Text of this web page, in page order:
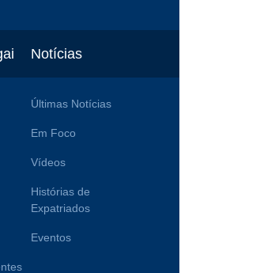
Notícias
Últimas Notícias
Em Foco
Vídeos
Histórias de
Expatriados
Eventos